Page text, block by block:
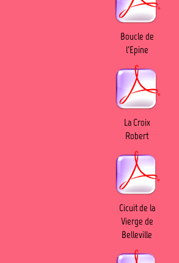
Boucle de
l'Epine
La Croix
Robert
Cicuit de la
Vierge de
Belleville